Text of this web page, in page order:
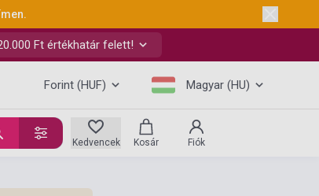
Ft értékhatár felett!
Forint (HUF) Magyar (HU)
Kedvencek Kosár Fiók